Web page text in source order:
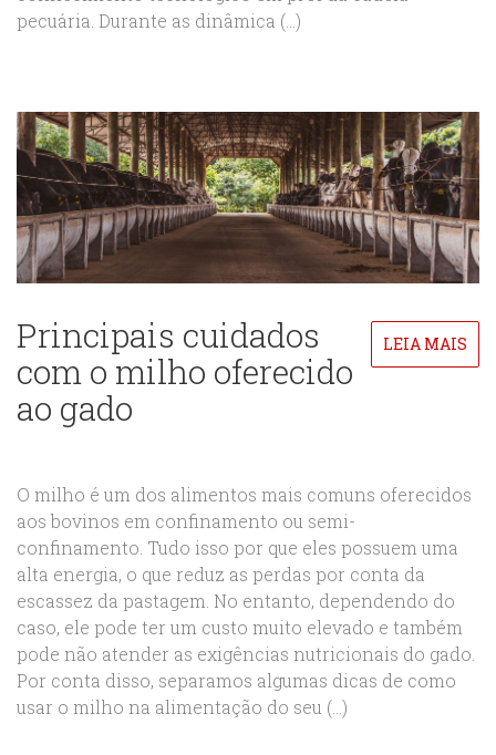
pecuária. Durante as dinâmica (...)
Principais cuidados
com o milho oferecido
ao gado
LEIA MAIS
O milho é um dos alimentos mais comuns oferecidos
aos bovinos em confinamento ou semi-
confinamento. Tudo isso por que eles possuem uma
alta energia, o que reduz as perdas por conta da
escassez da pastagem. No entanto, dependendo do
caso, ele pode ter um custo muito elevado e também
pode não atender as exigências nutricionais do gado.
Por conta disso, separamos algumas dicas de como
usar o milho na alimentação do seu (...)